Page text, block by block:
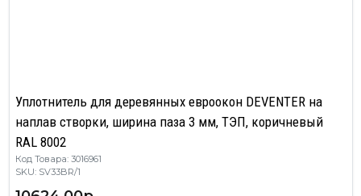
Уплотнитель для деревянных евроокон DEVENTER на
наплав створки, ширина паза 3 мм, ТЭП, коричневый
RAL 8002
Код Товара: 3016961
SKU: SV33BR/1